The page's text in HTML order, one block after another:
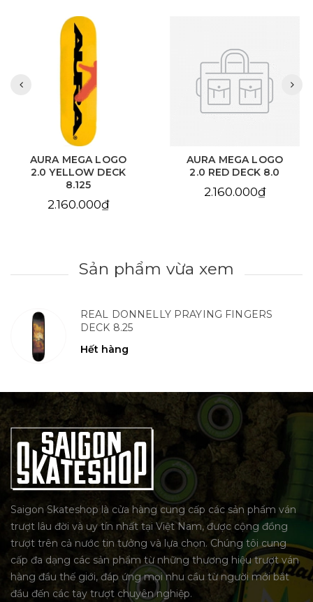
AURA MEGA LOGO
2.0 RED DECK 8.0
2.160.000₫
AURA CHAIN EYE
LOVE SKY BLUE DECK
8.125
Sản phẩm vừa xem
REAL DONNELLY PRAYING FINGERS
DECK 8.25
Hết hàng
Saigon Skateshop là cửa hàng cung cấp các sản phẩm ván
trượt lâu đời và uy tín nhất tại Việt Nam, được cộng đồng
trượt trên cả nước tin tưởng và lựa chọn. Chúng tôi cung
cấp đa dạng các sản phẩm từ những thương hiệu trượt ván
hàng đầu thế giới, đáp ứng mọi nhu cầu từ người mới bắt
đầu đến các tay trượt chuyên nghiệp.